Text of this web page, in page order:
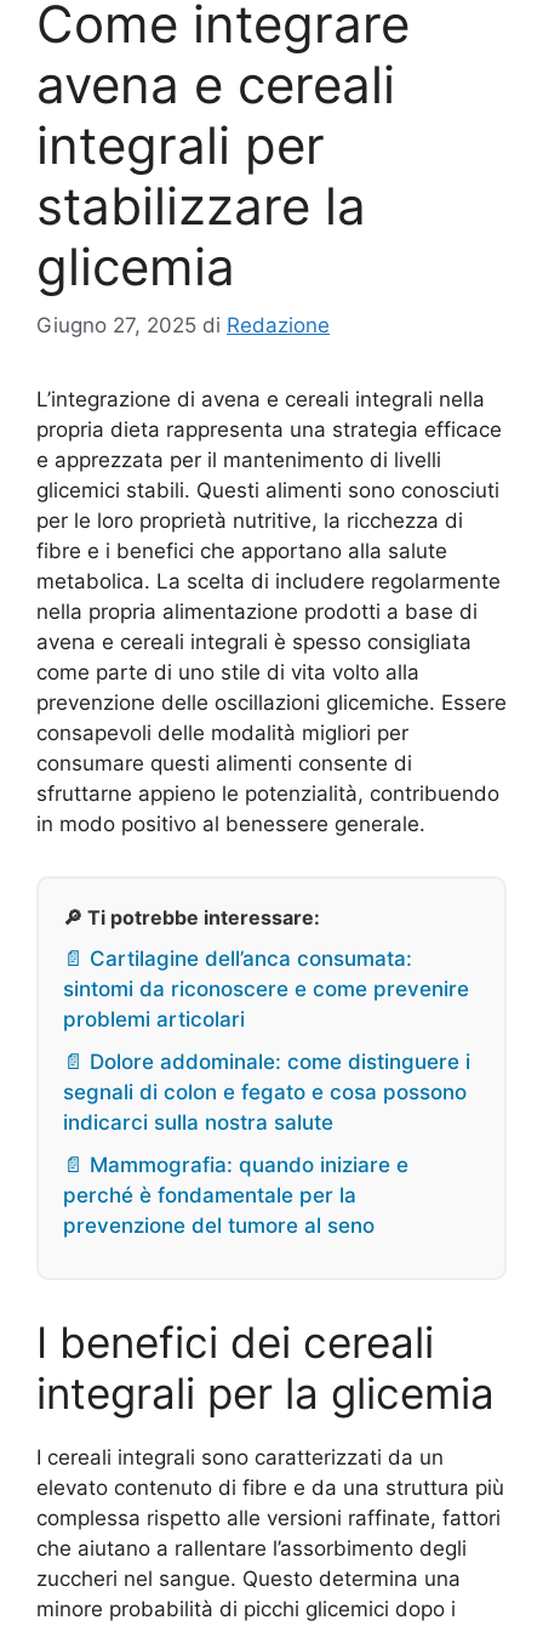
Come integrare
avena e cereali
integrali per
stabilizzare la
glicemia
Giugno 27, 2025 di Redazione
L’integrazione di avena e cereali integrali nella
propria dieta rappresenta una strategia efficace
e apprezzata per il mantenimento di livelli
glicemici stabili. Questi alimenti sono conosciuti
per le loro proprietà nutritive, la ricchezza di
fibre e i benefici che apportano alla salute
metabolica. La scelta di includere regolarmente
nella propria alimentazione prodotti a base di
avena e cereali integrali è spesso consigliata
come parte di uno stile di vita volto alla
prevenzione delle oscillazioni glicemiche. Essere
consapevoli delle modalità migliori per
consumare questi alimenti consente di
sfruttarne appieno le potenzialità, contribuendo
in modo positivo al benessere generale.
🔎 Ti potrebbe interessare:
📄 Cartilagine dell’anca consumata:
sintomi da riconoscere e come prevenire
problemi articolari
📄 Dolore addominale: come distinguere i
segnali di colon e fegato e cosa possono
indicarci sulla nostra salute
📄 Mammografia: quando iniziare e
perché è fondamentale per la
prevenzione del tumore al seno
I benefici dei cereali
integrali per la glicemia
I cereali integrali sono caratterizzati da un
elevato contenuto di fibre e da una struttura più
complessa rispetto alle versioni raffinate, fattori
che aiutano a rallentare l’assorbimento degli
zuccheri nel sangue. Questo determina una
minore probabilità di picchi glicemici dopo i